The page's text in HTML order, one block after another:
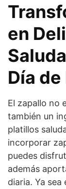
en
Día
El zapallo no
también un
platillos
incorporar
puedes
además
diaria. Ya